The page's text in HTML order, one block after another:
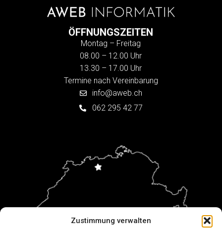
Zustimmung verwalten
ÖFFNUNGSZEITEN
Montag – Freitag
08.00 – 12.00 Uhr
13.30 – 17.00 Uhr
Termine nach Vereinbarung
info@aweb.ch
062 295 42 77